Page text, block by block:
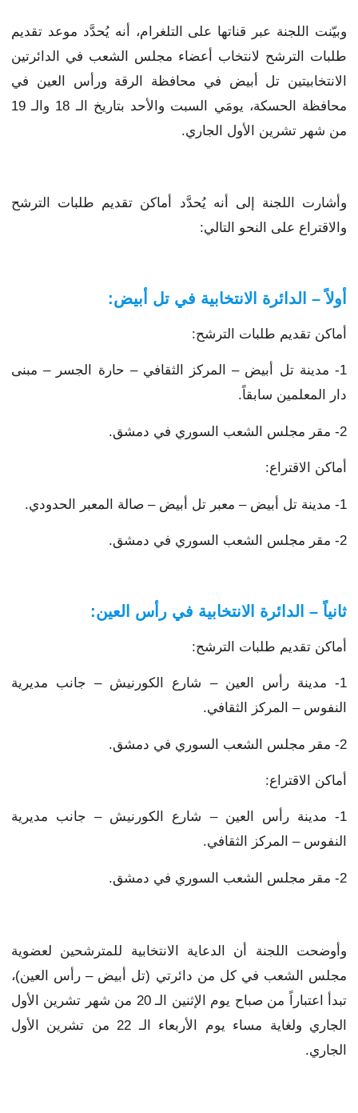
وبيّنت اللجنة عبر قناتها على التلغرام، أنه يُحدَّد موعد تقديم
طلبات الترشح لانتخاب أعضاء مجلس الشعب في الدائرتين
الانتخابيتين تل أبيض في محافظة الرقة ورأس العين في
محافظة الحسكة، يومَي السبت والأحد بتاريخ الـ 18 والـ 19
من شهر تشرين الأول الجاري.
وأشارت اللجنة إلى أنه يُحدَّد أماكن تقديم طلبات الترشح
والاقتراع على النحو التالي:
أولاً – الدائرة الانتخابية في تل أبيض:
أماكن تقديم طلبات الترشح:
1- مدينة تل أبيض – المركز الثقافي – حارة الجسر – مبنى
دار المعلمين سابقاً.
2- مقر مجلس الشعب السوري في دمشق.
أماكن الاقتراع:
1- مدينة تل أبيض – معبر تل أبيض – صالة المعبر الحدودي.
2- مقر مجلس الشعب السوري في دمشق.
ثانياً – الدائرة الانتخابية في رأس العين:
أماكن تقديم طلبات الترشح:
1- مدينة رأس العين – شارع الكورنيش – جانب مديرية
النفوس – المركز الثقافي.
2- مقر مجلس الشعب السوري في دمشق.
أماكن الاقتراع:
1- مدينة رأس العين – شارع الكورنيش – جانب مديرية
النفوس – المركز الثقافي.
2- مقر مجلس الشعب السوري في دمشق.
وأوضحت اللجنة أن الدعاية الانتخابية للمترشحين لعضوية
مجلس الشعب في كل من دائرتي (تل أبيض – رأس العين)،
تبدأ اعتباراً من صباح يوم الإثنين الـ 20 من شهر تشرين الأول
الجاري ولغاية مساء يوم الأربعاء الـ 22 من تشرين الأول
الجاري.